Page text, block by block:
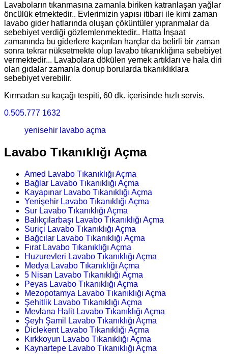
Lavaboların tıkanmasına zamanla biriken katranlaşan yağlar
öncülük etmektedir.. Evlerimizin yapısı itibari ile kimi zaman
lavabo gider hatlarında oluşan çöküntüler yıpranmalar da
sebebiyet verdiği gözlemlenmektedir.. Hatta İnşaat
zamanında bu giderlere kaçırılan harçlar da belirli bir zaman
sonra tekrar nüksetmekte olup lavabo tıkanıklığına sebebiyet
vermektedir... Lavabolara dökülen yemek artıkları ve hala diri
olan gıdalar zamanla donup borularda tıkanıklıklara
sebebiyet verebilir.
Kırmadan su kaçağı tespiti, 60 dk. içerisinde hızlı servis.
0.505.777 1632
yenisehir lavabo açma
Lavabo Tıkanıklığı Açma
Amed Lavabo Tıkanıklığı Açma
Bağlar Lavabo Tıkanıklığı Açma
Kayapınar Lavabo Tıkanıklığı Açma
Yenişehir Lavabo Tıkanıklığı Açma
Sur Lavabo Tıkanıklığı Açma
Balıkçılarbaşı Lavabo Tıkanıklığı Açma
Suriçi Lavabo Tıkanıklığı Açma
Bağcılar Lavabo Tıkanıklığı Açma
Fırat Lavabo Tıkanıklığı Açma
Huzurevleri Lavabo Tıkanıklığı Açma
Medya Lavabo Tıkanıklığı Açma
5 Nisan Lavabo Tıkanıklığı Açma
Peyas Lavabo Tıkanıklığı Açma
Mezopotamya Lavabo Tıkanıklığı Açma
Şehitlik Lavabo Tıkanıklığı Açma
Mevlana Halit Lavabo Tıkanıklığı Açma
Şeyh Şamil Lavabo Tıkanıklığı Açma
Diclekent Lavabo Tıkanıklığı Açma
Kırkkoyun Lavabo Tıkanıklığı Açma
Kaynartepe Lavabo Tıkanıklığı Açma